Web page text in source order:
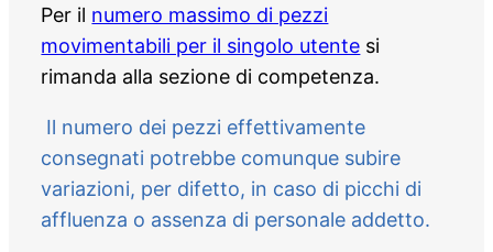
Per il numero massimo di pezzi
movimentabili per il singolo utente si
rimanda alla sezione di competenza.
Il numero dei pezzi effettivamente
consegnati potrebbe comunque subire
variazioni, per difetto, in caso di picchi di
affluenza o assenza di personale addetto.